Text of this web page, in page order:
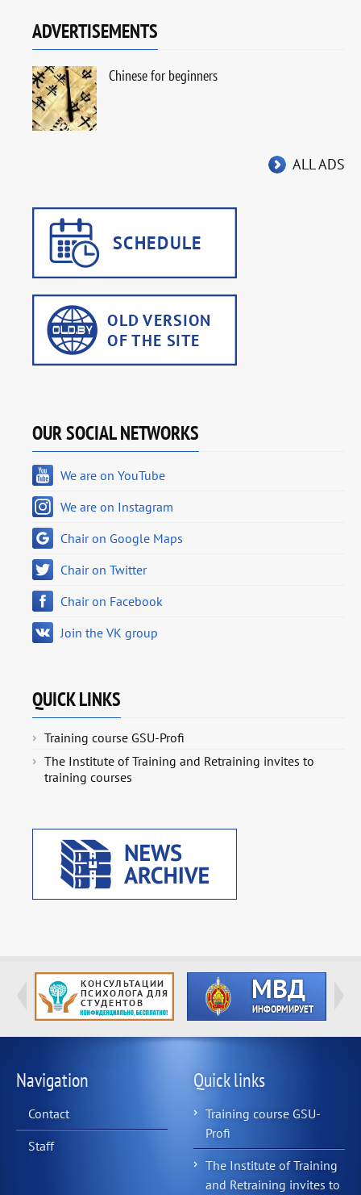
ADVERTISEMENTS
Chinese for beginners
ALL ADS
OUR SOCIAL NETWORKS
We are on YouTube
We are on Instagram
Chair on Google Maps
Chair on Twitter
Chair on Facebook
Join the VK group
QUICK LINKS
Training course GSU-Profi
The Institute of Training and Retraining invites to
training courses
Navigation
Contact
Staff
Quick links
Training course GSU-
Profi
The Institute of Training
and Retraining invites to